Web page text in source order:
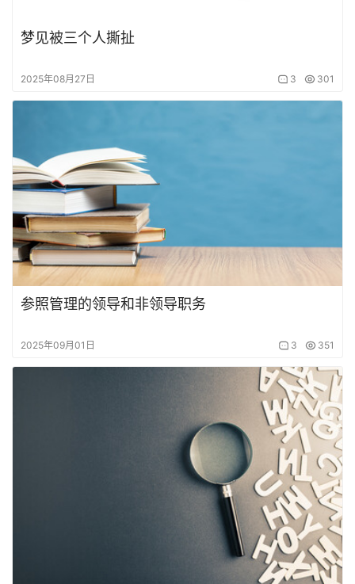
梦见被三个人撕扯
2025年08月27日 3 301
参照管理的领导和非领导职务
2025年09月01日 3 351